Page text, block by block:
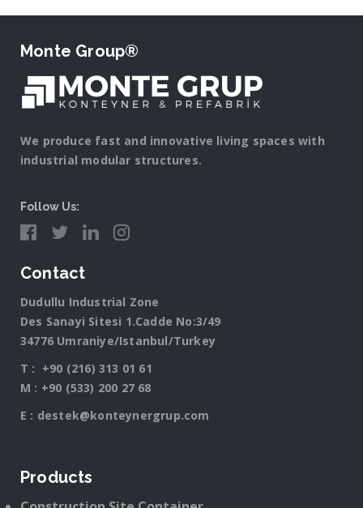
Monte Group®
We produce fast and innovative living spaces with
industrial modular structures.
Follow Us:
Contact
Dudullu Industrial Zone
Des Sanayi Sitesi 1.Cadde No:3/49
34776 Umraniye/Istanbul/Turkey
T : +90 (216) 313 01 61
M : +90 (533) 200 27 68
E : destek@konteynergrup.com
Products